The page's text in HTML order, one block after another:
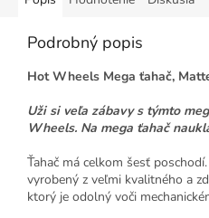
Podrobný popis
Hot Wheels Mega ťahač,
Uži si veľa zábavy s týmto
Wheels. Na mega ťahač
Ťahač má celkom šesť
vyrobený z veľmi kvalitného a
ktorý je odolný voči